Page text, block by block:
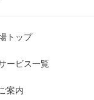
トップ
ービス一覧
案内